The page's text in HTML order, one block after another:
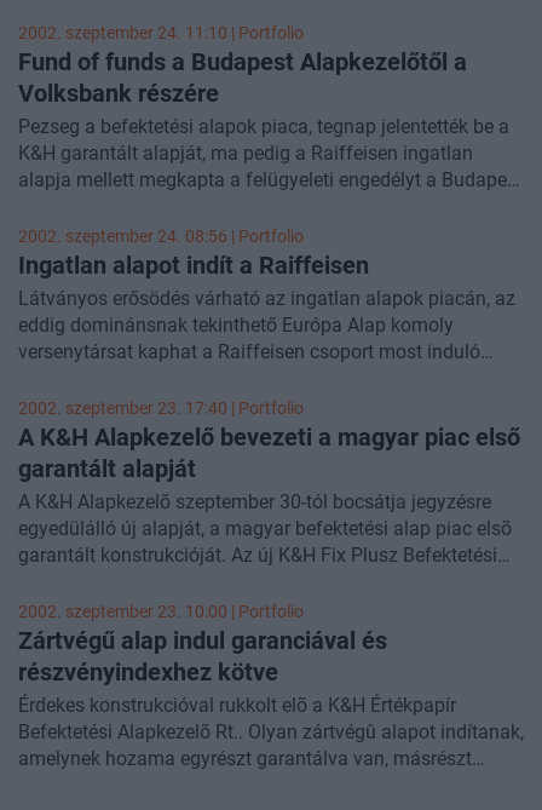
növekedés 33%-ára jogosultak.
2002. szeptember 24. 11:10 | Portfolio
Fund of funds a Budapest Alapkezelőtől a
Volksbank részére
Pezseg a befektetési alapok piaca, tegnap jelentették be a
K&H garantált alapját, ma pedig a Raiffeisen ingatlan
alapja mellett megkapta a felügyeleti engedélyt a Budapest
2002. szeptember 24. 08:56 | Portfolio
Ingatlan alapot indít a Raiffeisen
Látványos erősödés várható az ingatlan alapok piacán, az
eddig dominánsnak tekinthető Európa Alap komoly
versenytársat kaphat a Raiffeisen csoport most induló
tőkegaranciát is kínál, cserébe viszont le kell mondaniuk a
befektetőknek az esetlegesen 15% felett realizálható
hozamról.
2002. szeptember 23. 17:40 | Portfolio
A K&H Alapkezelő bevezeti a magyar piac első
garantált alapját
A K&H Alapkezelõ szeptember 30-tól bocsátja jegyzésre
egyedülálló új alapját, a magyar befektetési alap piac elsõ
garantált konstrukcióját. Az új K&H Fix Plusz Befektetési
A K&H Alapkezelõ a befektetés hozamígéretét, vagyis egy
garantált fix kamatot és az extrahozamot biztosító
részvénypiaci részesedés mértékét a jegyzés elsõ napján
hozza nyilvánosságra. Az elmúlt években a nyugat-európai
piacokon a hasonló garantált alap konstrukciók rendkívüli
népszerûségre tettek szert.
2002. szeptember 23. 10:00 | Portfolio
Zártvégű alap indul garanciával és
részvényindexhez kötve
Érdekes konstrukcióval rukkolt elõ a K&H Értékpapír
Befektetési Alapkezelõ Rt.. Olyan zártvégû alapot indítanak,
amelynek hozama egyrészt garantálva van, másrészt